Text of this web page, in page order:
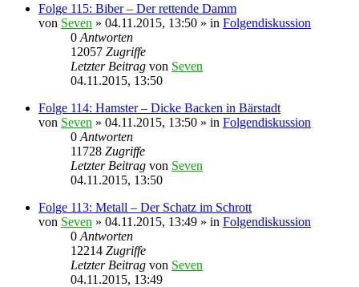
Folge 115: Biber – Der rettende Damm
von Seven » 04.11.2015, 13:50 » in Folgendiskussion
0 Antworten
12057 Zugriffe
Letzter Beitrag von Seven
04.11.2015, 13:50
Folge 114: Hamster – Dicke Backen in Bärstadt
von Seven » 04.11.2015, 13:50 » in Folgendiskussion
0 Antworten
11728 Zugriffe
Letzter Beitrag von Seven
04.11.2015, 13:50
Folge 113: Metall – Der Schatz im Schrott
von Seven » 04.11.2015, 13:49 » in Folgendiskussion
0 Antworten
12214 Zugriffe
Letzter Beitrag von Seven
04.11.2015, 13:49